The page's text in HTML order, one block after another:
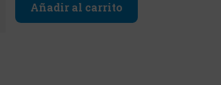
Añadir al carrito